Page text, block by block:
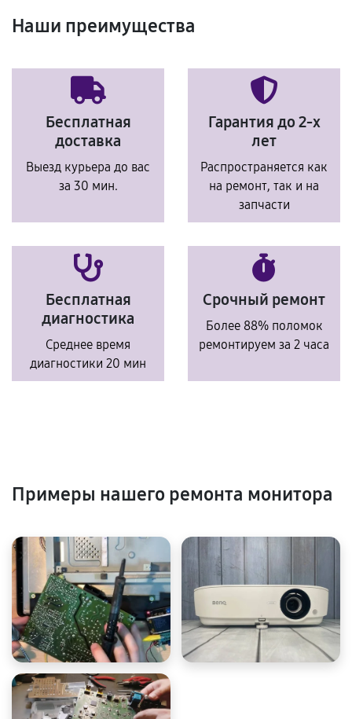
Наши преимущества
Бесплатная
доставка
Выезд курьера до вас
за 30 мин.
Гарантия до 2-х
лет
Распространяется как
на ремонт, так и на
запчасти
Бесплатная
диагностика
Среднее время
диагностики 20 мин
Срочный ремонт
Более 88% поломок
ремонтируем за 2 часа
Примеры нашего ремонта монитора